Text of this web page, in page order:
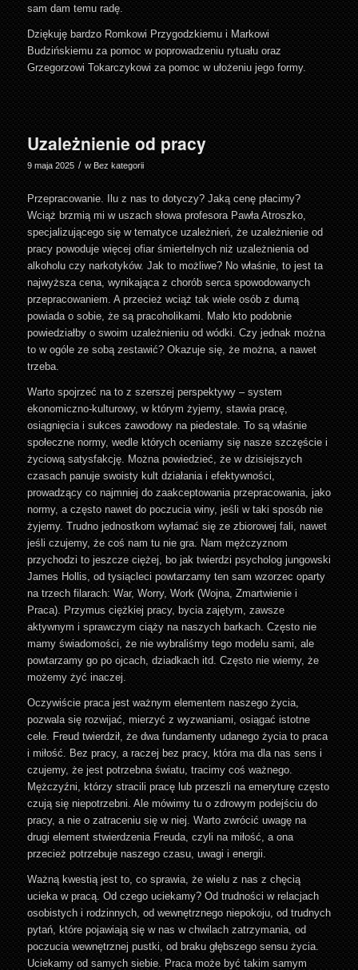
sam dam temu radę.
Dziękuję bardzo Romkowi Przygodzkiemu i Markowi
Budzińskiemu za pomoc w poprowadzeniu rytuału oraz
Grzegorzowi Tokarczykowi za pomoc w ułożeniu jego formy.
Uzależnienie od pracy
9 maja 2025 / w Bez kategorii
Przepracowanie. Ilu z nas to dotyczy? Jaką cenę płacimy?
Wciąż brzmią mi w uszach słowa profesora Pawła Atroszko,
specjalizującego się w tematyce uzależnień, że uzależnienie od
pracy powoduje więcej ofiar śmiertelnych niż uzależnienia od
alkoholu czy narkotyków. Jak to możliwe? No właśnie, to jest ta
najwyższa cena, wynikająca z chorób serca spowodowanych
przepracowaniem. A przecież wciąż tak wiele osób z dumą
powiada o sobie, że są pracoholikami. Mało kto podobnie
powiedziałby o swoim uzależnieniu od wódki. Czy jednak można
to w ogóle ze sobą zestawić? Okazuje się, że można, a nawet
trzeba.
Warto spojrzeć na to z szerszej perspektywy – system
ekonomiczno-kulturowy, w którym żyjemy, stawia pracę,
osiągnięcia i sukces zawodowy na piedestale. To są właśnie
społeczne normy, wedle których oceniamy się nasze szczęście i
życiową satysfakcję. Można powiedzieć, że w dzisiejszych
czasach panuje swoisty kult działania i efektywności,
prowadzący co najmniej do zaakceptowania przepracowania, jako
normy, a często nawet do poczucia winy, jeśli w taki sposób nie
żyjemy. Trudno jednostkom wyłamać się ze zbiorowej fali, nawet
jeśli czujemy, że coś nam tu nie gra. Nam mężczyznom
przychodzi to jeszcze ciężej, bo jak twierdzi psycholog jungowski
James Hollis, od tysiącleci powtarzamy ten sam wzorzec oparty
na trzech filarach: War, Worry, Work (Wojna, Zmartwienie i
Praca). Przymus ciężkiej pracy, bycia zajętym, zawsze
aktywnym i sprawczym ciąży na naszych barkach. Często nie
mamy świadomości, że nie wybraliśmy tego modelu sami, ale
powtarzamy go po ojcach, dziadkach itd. Często nie wiemy, że
możemy żyć inaczej.
Oczywiście praca jest ważnym elementem naszego życia,
pozwala się rozwijać, mierzyć z wyzwaniami, osiągać istotne
cele. Freud twierdził, że dwa fundamenty udanego życia to praca
i miłość. Bez pracy, a raczej bez pracy, która ma dla nas sens i
czujemy, że jest potrzebna światu, tracimy coś ważnego.
Mężczyźni, którzy stracili pracę lub przeszli na emeryturę często
czują się niepotrzebni. Ale mówimy tu o zdrowym podejściu do
pracy, a nie o zatraceniu się w niej. Warto zwrócić uwagę na
drugi element stwierdzenia Freuda, czyli na miłość, a ona
przecież potrzebuje naszego czasu, uwagi i energii.
Ważną kwestią jest to, co sprawia, że wielu z nas z chęcią
ucieka w pracą. Od czego uciekamy? Od trudności w relacjach
osobistych i rodzinnych, od wewnętrznego niepokoju, od trudnych
pytań, które pojawiają się w nas w chwilach zatrzymania, od
poczucia wewnętrznej pustki, od braku głębszego sensu życia.
Uciekamy od samych siebie. Praca może być takim samym